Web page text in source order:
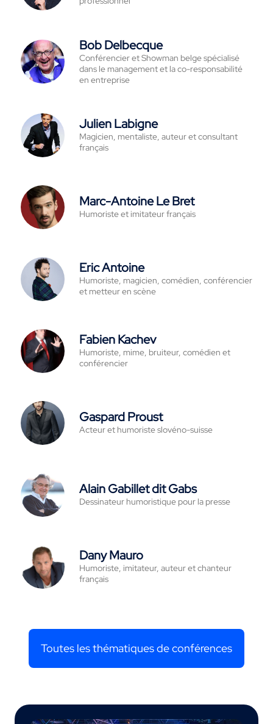
Bob Delbecque
Conférencier et Showman belge spécialisé
dans le management et la co-responsabilité
en entreprise
Julien Labigne
Magicien, mentaliste, auteur et consultant
français
Marc-Antoine Le Bret
Humoriste et imitateur français
Eric Antoine
Humoriste, magicien, comédien, conférencier
et metteur en scène
Fabien Kachev
Humoriste, mime, bruiteur, comédien et
conférencier
Gaspard Proust
Acteur et humoriste slovéno-suisse
Alain Gabillet dit Gabs
Dessinateur humoristique pour la presse
Dany Mauro
Humoriste, imitateur, auteur et chanteur
français
Toutes les thématiques de conférences